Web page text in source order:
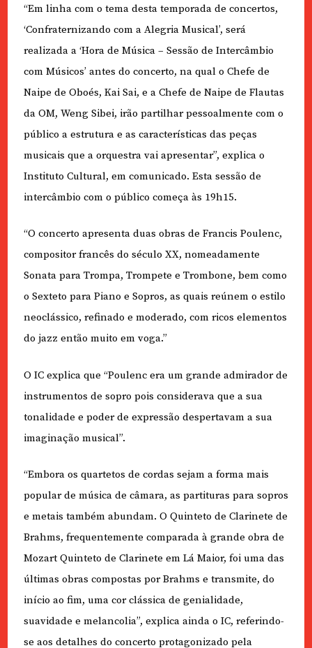
“Em linha com o tema desta temporada de concertos,
‘Confraternizando com a Alegria Musical’, será
realizada a ‘Hora de Música – Sessão de Intercâmbio
com Músicos’ antes do concerto, na qual o Chefe de
Naipe de Oboés, Kai Sai, e a Chefe de Naipe de Flautas
da OM, Weng Sibei, irão partilhar pessoalmente com o
público a estrutura e as características das peças
musicais que a orquestra vai apresentar”, explica o
Instituto Cultural, em comunicado. Esta sessão de
intercâmbio com o público começa às 19h15.
“O concerto apresenta duas obras de Francis Poulenc,
compositor francês do século XX, nomeadamente
Sonata para Trompa, Trompete e Trombone, bem como
o Sexteto para Piano e Sopros, as quais reúnem o estilo
neoclássico, refinado e moderado, com ricos elementos
do jazz então muito em voga.”
O IC explica que “Poulenc era um grande admirador de
instrumentos de sopro pois considerava que a sua
tonalidade e poder de expressão despertavam a sua
imaginação musical”.
“Embora os quartetos de cordas sejam a forma mais
popular de música de câmara, as partituras para sopros
e metais também abundam. O Quinteto de Clarinete de
Brahms, frequentemente comparada à grande obra de
Mozart Quinteto de Clarinete em Lá Maior, foi uma das
últimas obras compostas por Brahms e transmite, do
início ao fim, uma cor clássica de genialidade,
suavidade e melancolia”, explica ainda o IC, referindo-
se aos detalhes do concerto protagonizado pela